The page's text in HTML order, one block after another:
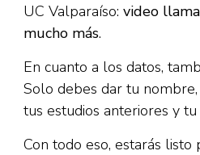
UC Valparaíso: video
mucho más.
En cuanto a los datos,
Solo debes dar tu
tus estudios anteriores y
Con todo eso, estarás